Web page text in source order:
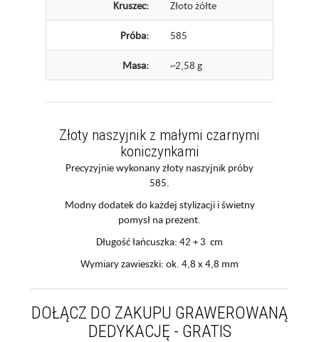
Kruszec: Złoto żółte
Próba: 585
Masa: ~2,58 g
Złoty naszyjnik z małymi czarnymi
koniczynkami
Precyzyjnie wykonany złoty naszyjnik próby
585.
Modny dodatek do każdej stylizacji i świetny
pomysł na prezent.
Długość łańcuszka: 42 + 3 cm
Wymiary zawieszki: ok. 4,8 x 4,8 mm
DOŁĄCZ DO ZAKUPU GRAWEROWANĄ
DEDYKACJĘ - GRATIS